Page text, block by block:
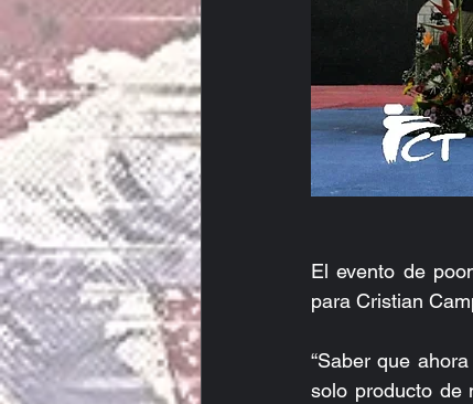
El evento de
para Cristian
“Saber que
solo producto de